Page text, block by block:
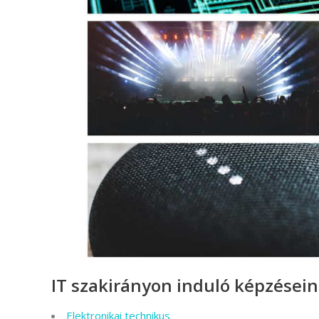
IT szakirányon induló
Elektronikai technikus